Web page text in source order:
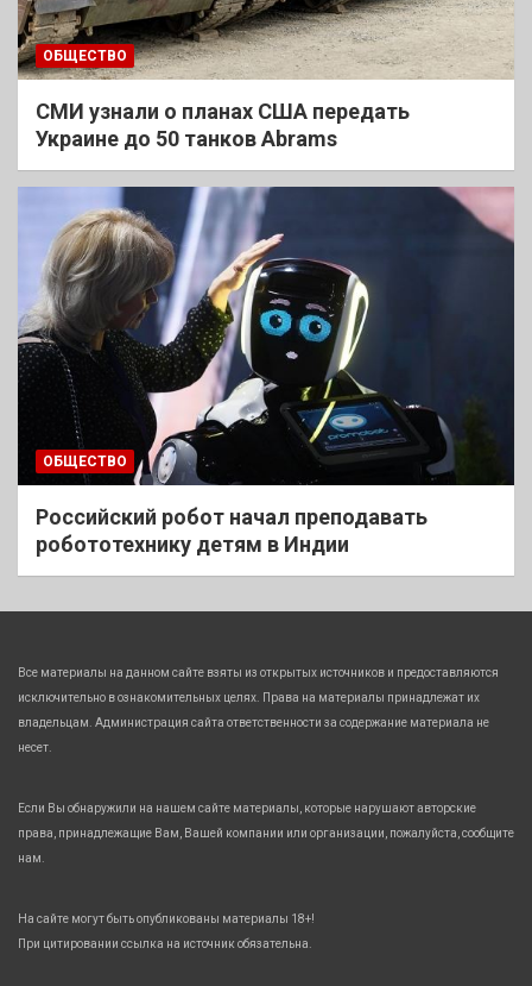
ОБЩЕСТВО
СМИ узнали о планах США передать
Украине до 50 танков Abrams
ОБЩЕСТВО
Российский робот начал преподавать
робототехнику детям в Индии
Все материалы на данном сайте взяты из открытых источников и предоставляются
исключительно в ознакомительных целях. Права на материалы принадлежат их
владельцам. Администрация сайта ответственности за содержание материала не
несет.
Если Вы обнаружили на нашем сайте материалы, которые нарушают авторские
права, принадлежащие Вам, Вашей компании или организации, пожалуйста, сообщите
нам.
На сайте могут быть опубликованы материалы 18+!
При цитировании ссылка на источник обязательна.